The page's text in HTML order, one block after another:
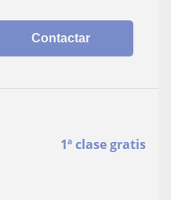
Contactar
1ª clase gratis